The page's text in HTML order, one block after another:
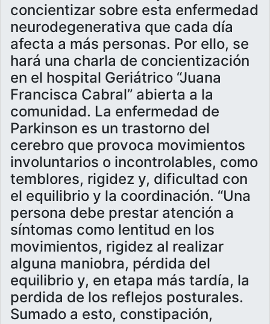
concientizar sobre esta enfermedad
neurodegenerativa que cada día
afecta a más personas. Por ello, se
hará una charla de concientización
en el hospital Geriátrico “Juana
Francisca Cabral” abierta a la
comunidad. La enfermedad de
Parkinson es un trastorno del
cerebro que provoca movimientos
involuntarios o incontrolables, como
temblores, rigidez y, dificultad con
el equilibrio y la coordinación. “Una
persona debe prestar atención a
síntomas como lentitud en los
movimientos, rigidez al realizar
alguna maniobra, pérdida del
equilibrio y, en etapa más tardía, la
perdida de los reflejos posturales.
Sumado a esto, constipación,